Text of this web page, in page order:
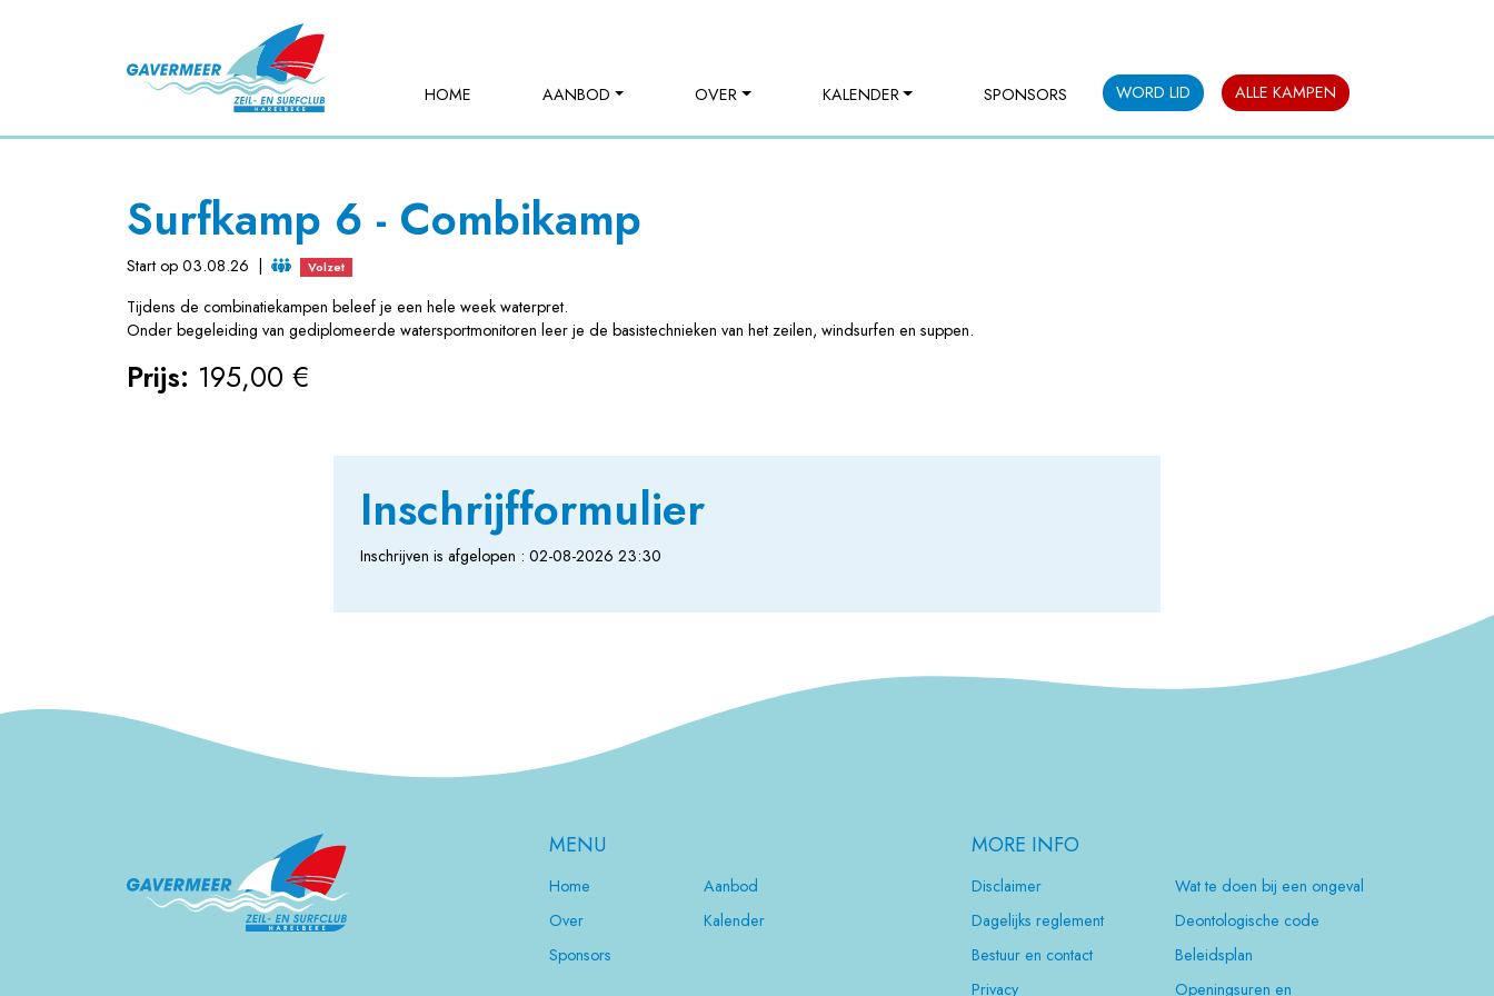
HOME AANBOD OVER KALENDER SPONSORS WORD LID ALLE KAMPEN
Surfkamp 6 - Combikamp
Start op 03.08.26 Volzet
Tijdens de combinatiekampen beleef je een hele week waterpret.
Onder begeleiding van gediplomeerde watersportmonitoren leer je de basistechnieken van het zeilen, windsurfen en suppen.
Prijs: 195,00 €
Inschrijfformulier
Inschrijven is afgelopen : 02-08-2026 23:30
MENU
Home
Aanbod
Over
Kalender
Sponsors
MORE INFO
Disclaimer
Wat te doen bij een ongeval
Dagelijks reglement
Deontologische code
Bestuur en contact
Beleidsplan
Privacy
Openingsuren en